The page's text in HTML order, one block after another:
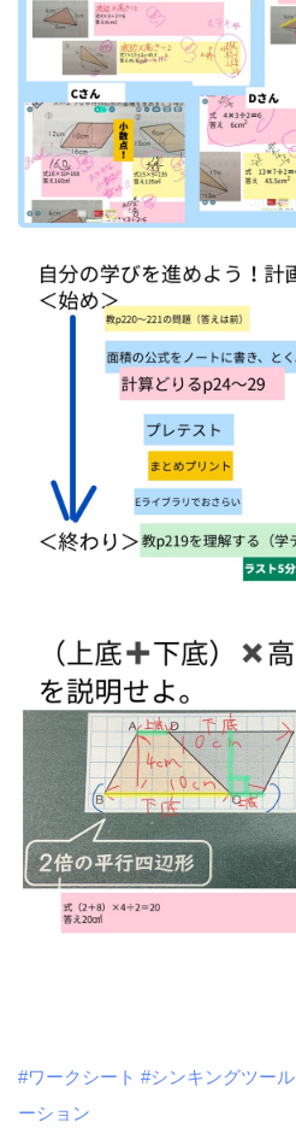
#ワークシート #シンキングツール
ーション